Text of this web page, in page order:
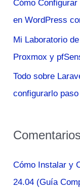
r
:
Cómo
en WordPress
Mi Laboratorio
Proxmox y
Todo sobre
configurarlo
Cómo Instalar y
24.04 (Guía